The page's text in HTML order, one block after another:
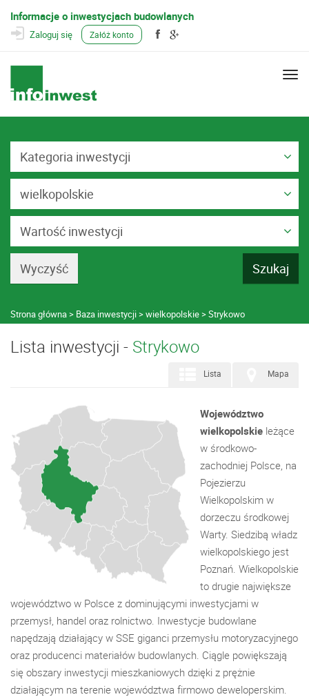
Informacje o inwestycjach budowlanych
Zaloguj się Załóż konto
Kategoria inwestycji
wielkopolskie
Wartość inwestycji
Strona główna Baza inwestycji wielkopolskie Strykowo
Lista inwestycji - Strykowo
Mapa
Lista
Województwo
wielkopolskie leżące
w środkowo-
zachodniej Polsce, na
Pojezierzu
Wielkopolskim w
dorzeczu środkowej
Warty. Siedzibą władz
wielkopolskiego jest
Poznań. Wielkopolskie
to drugie największe
województwo w Polsce z dominującymi inwestycjami w
przemysł, handel oraz rolnictwo. Inwestycje budowlane
napędzają działający w SSE giganci przemysłu motoryzacyjnego
oraz producenci materiałów budowlanych. Ciągle powiększają
się obszary inwestycji mieszkaniowych dzięki z prężnie
działającym na terenie województwa firmowo deweloperskim.